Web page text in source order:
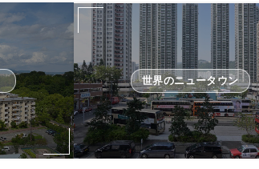
世界のニュータウン